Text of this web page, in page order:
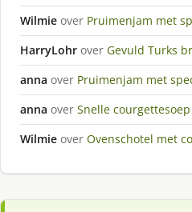
Wilmie over Pruimenjam met
HarryLohr over Gevuld Turks
anna over Pruimenjam met
anna over Snelle
Wilmie over Ovenschotel met